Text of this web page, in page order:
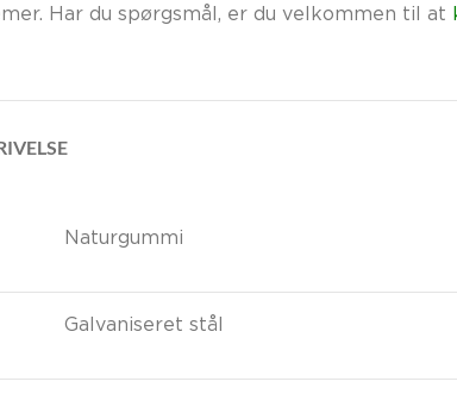
Har du spørgsmål, er du velkommen til at
Naturgummi
Galvaniseret stål